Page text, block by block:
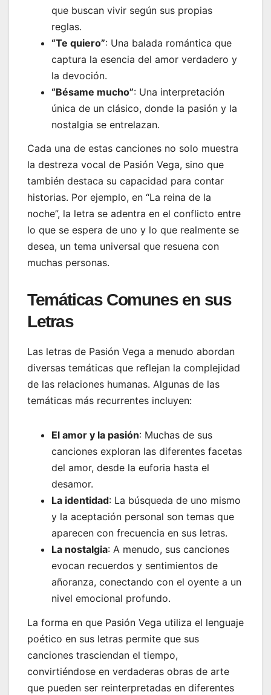
que buscan vivir según sus propias
reglas.
“Te quiero”: Una balada romántica que
captura la esencia del amor verdadero y
la devoción.
“Bésame mucho”: Una interpretación
única de un clásico, donde la pasión y la
nostalgia se entrelazan.
Cada una de estas canciones no solo muestra
la destreza vocal de Pasión Vega, sino que
también destaca su capacidad para contar
historias. Por ejemplo, en “La reina de la
noche”, la letra se adentra en el conflicto entre
lo que se espera de uno y lo que realmente se
desea, un tema universal que resuena con
muchas personas.
Temáticas Comunes en sus
Letras
Las letras de Pasión Vega a menudo abordan
diversas temáticas que reflejan la complejidad
de las relaciones humanas. Algunas de las
temáticas más recurrentes incluyen:
El amor y la pasión: Muchas de sus
canciones exploran las diferentes facetas
del amor, desde la euforia hasta el
desamor.
La identidad: La búsqueda de uno mismo
y la aceptación personal son temas que
aparecen con frecuencia en sus letras.
La nostalgia: A menudo, sus canciones
evocan recuerdos y sentimientos de
añoranza, conectando con el oyente a un
nivel emocional profundo.
La forma en que Pasión Vega utiliza el lenguaje
poético en sus letras permite que sus
canciones trasciendan el tiempo,
convirtiéndose en verdaderas obras de arte
que pueden ser reinterpretadas en diferentes